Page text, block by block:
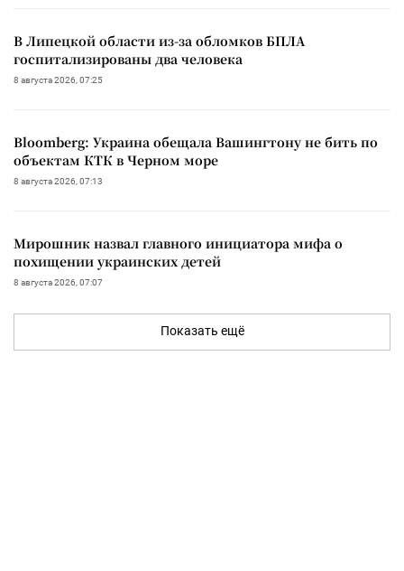
В Липецкой области из-за обломков БПЛА
госпитализированы два человека
8 августа 2026, 07:25
Bloomberg: Украина обещала Вашингтону не бить по
объектам КТК в Черном море
8 августа 2026, 07:13
Мирошник назвал главного инициатора мифа о
похищении украинских детей
8 августа 2026, 07:07
Показать ещё